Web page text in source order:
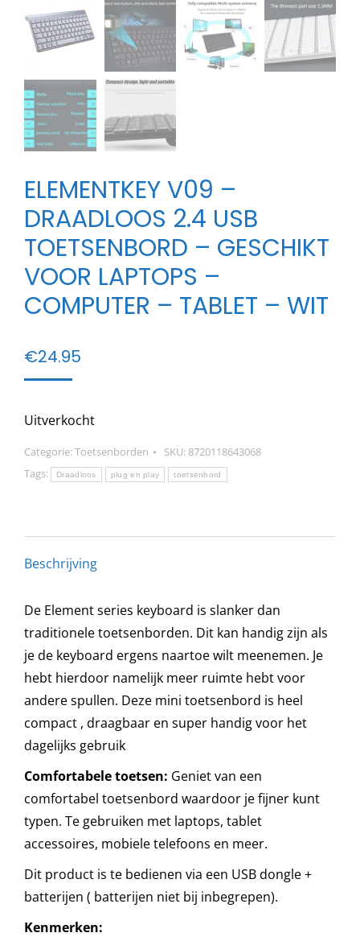
ELEMENTKEY V09 –
DRAADLOOS 2.4 USB
TOETSENBORD – GESCHIKT
VOOR LAPTOPS –
COMPUTER – TABLET – WIT
€24.95
Uitverkocht
Categorie:Toetsenborden SKU:8720118643068
Tags:
Draadloos plug en play toetsenbord
Beschrijving
De Element series keyboard is slanker dan
traditionele toetsenborden. Dit kan handig zijn als
je de keyboard ergens naartoe wilt meenemen. Je
hebt hierdoor namelijk meer ruimte hebt voor
andere spullen. Deze mini toetsenbord is heel
compact , draagbaar en super handig voor het
dagelijks gebruik
Comfortabele toetsen: Geniet van een
comfortabel toetsenbord waardoor je fijner kunt
typen. Te gebruiken met laptops, tablet
accessoires, mobiele telefoons en meer.
Dit product is te bedienen via een USB dongle +
batterijen ( batterijen niet bij inbegrepen).
Kenmerken: